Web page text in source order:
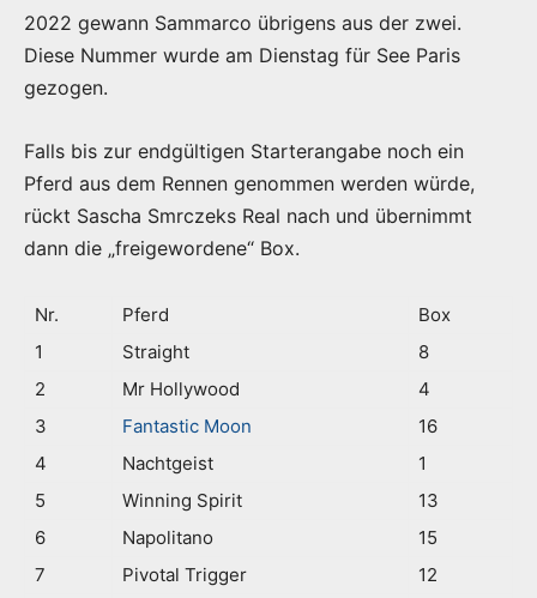
2022 gewann Sammarco übrigens aus der zwei.
Diese Nummer wurde am Dienstag für See Paris
gezogen.
Falls bis zur endgültigen Starterangabe noch ein
Pferd aus dem Rennen genommen werden würde,
rückt Sascha Smrczeks Real nach und übernimmt
dann die „freigewordene“ Box.
Nr. Pferd
Box
1
Straight
8
2
Mr Hollywood
4
3
Fantastic Moon
16
4
Nachtgeist
1
5
Winning Spirit
13
6
Napolitano
15
7
Pivotal Trigger
12